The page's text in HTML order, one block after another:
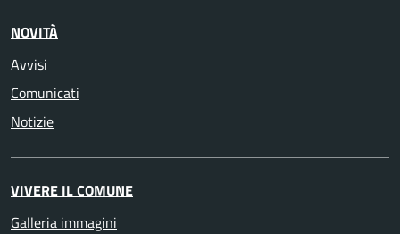
NOVITÀ
Avvisi
Comunicati
Notizie
VIVERE IL COMUNE
Galleria immagini